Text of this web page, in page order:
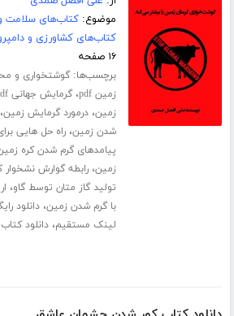
موضوع:کتاب‌های سلامت
کتاب‌های کشاورزی و
۱۶ صفحه
برچسب‌ها:گوشتخواری و
زمین pdf
،گرمایش جهانی pdf
زمین،درمورد گرمایش زمین
شدن زمین،راه حل هایی
پیامدهای گرم شدن کره
زمین،رابطه گوارش
تولید گاز متان توسط گاو،
با گرم شدن زمین،دانلود
لینک مستقیم،دانلود